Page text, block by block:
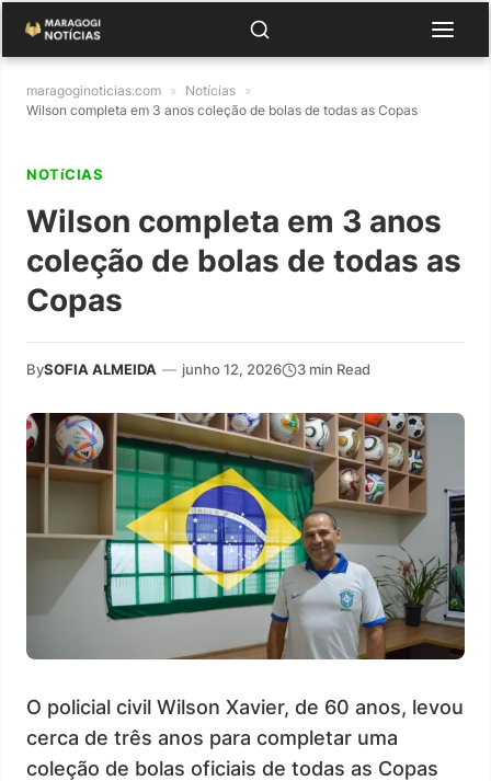
maragoginoticias.com » Notícias »
Wilson completa em 3 anos coleção de bolas de todas as Copas
NOTíCIAS
Wilson completa em 3 anos
coleção de bolas de todas as
Copas
BySOFIA ALMEIDA — junho 12, 2026 3 min Read
O policial civil Wilson Xavier, de 60 anos, levou
cerca de três anos para completar uma
coleção de bolas oficiais de todas as Copas